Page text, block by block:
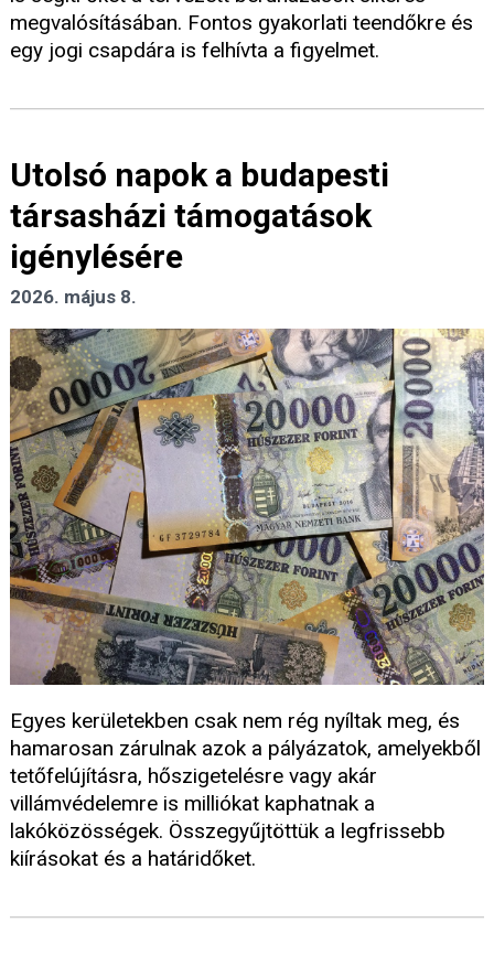
megvalósításában. Fontos gyakorlati teendőkre és
egy jogi csapdára is felhívta a figyelmet.
Utolsó napok a budapesti
társasházi támogatások
igénylésére
2026. május 8.
Egyes kerületekben csak nem rég nyíltak meg, és
hamarosan zárulnak azok a pályázatok, amelyekből
tetőfelújításra, hőszigetelésre vagy akár
villámvédelemre is milliókat kaphatnak a
lakóközösségek. Összegyűjtöttük a legfrissebb
kiírásokat és a határidőket.